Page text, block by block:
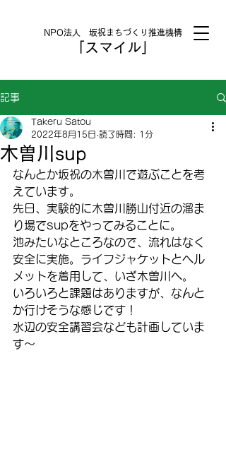
NPO法人 坂祝まちづくり推進機構
「スマイル」
記事
木曽川sup
Takeru Satou
2022年8月15日 読了時間: 1分
なんとか坂祝の木曽川で遊ぶことを考
えています。
先日、実験的に木曽川勝山付近の溜ま
り場でsupをやってみることに。
池みたいなところなので、流れはなく
安全に実施。ライフジャケットとヘル
メットを着用して、いざ木曽川へ。
いろいろと課題はありますが、なんと
か行けそうな感じです！
水辺の安全講習会なども計画していま
す〜